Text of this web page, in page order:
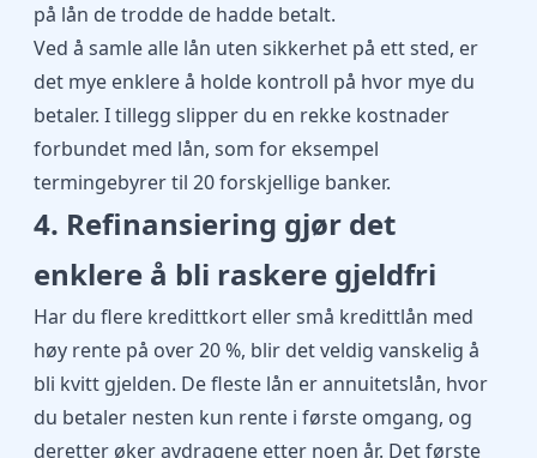
på lån de trodde de hadde betalt.
Ved å samle alle lån uten sikkerhet på ett sted, er
det mye enklere å holde kontroll på hvor mye du
betaler. I tillegg slipper du en rekke kostnader
forbundet med lån, som for eksempel
termingebyrer til 20 forskjellige banker.
4. Refinansiering gjør det
enklere å bli raskere gjeldfri
Har du flere kredittkort eller små kredittlån med
høy rente på over 20 %, blir det veldig vanskelig å
bli kvitt gjelden. De fleste lån er annuitetslån, hvor
du betaler nesten kun rente i første omgang, og
deretter øker avdragene etter noen år. Det første